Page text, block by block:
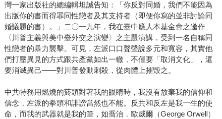
灣一家出版社的總編輯坦誠告知：「你反對同婚，我們不能因為
出版你的書而得罪同性戀者及其支持者（即便你寫的並非討論同
婚議題的書）。」二〇一九年，我在臺中應人本基金會之邀作
〈川普主義與美中臺外交之演變〉之主題演講，受到一名自稱同
性戀者的暴力襲擊。可見，左派口口聲聲說多元和寬容，其實他
們打壓異見的方式跟共產黨如出一轍，不僅要「取消文化」，還
要消滅異己——對川普發動刺殺，從肉體上摧毀之。
中共特務用燃燒的菸頭對著我的眼睛時，我沒有放棄我的信仰和
信念，左派的拳頭和誹謗當然也不能。反共和反左是我一生的使
命，而我的武器就是我的筆，如喬治．歐威爾（George Orwell）